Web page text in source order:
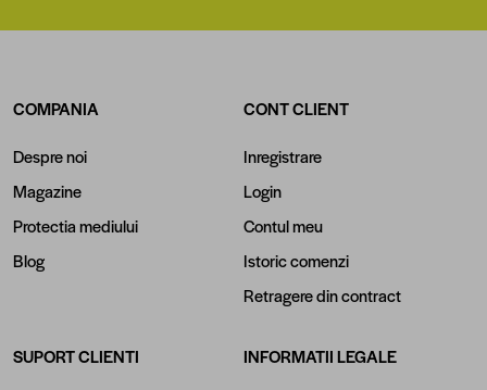
COMPANIA
Despre noi
Magazine
Protectia mediului
Blog
CONT CLIENT
Inregistrare
Login
Contul meu
Istoric comenzi
Retragere din contract
SUPORT CLIENTI
INFORMATII LEGALE